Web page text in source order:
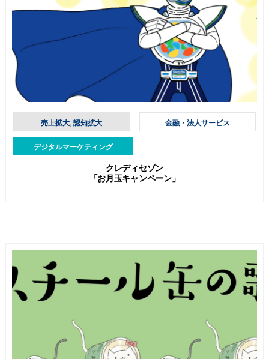
売上拡大, 認知拡大 金融・法人サービス
デジタルマーケティング
クレディセゾン
「お月玉キャンペーン」